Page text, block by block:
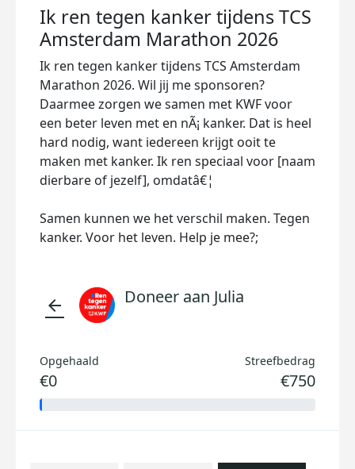
Ik ren tegen kanker tijdens TCS
Amsterdam Marathon 2026
Ik ren tegen kanker tijdens TCS Amsterdam
Marathon 2026. Wil jij me sponsoren?
Daarmee zorgen we samen met KWF voor
een beter leven met en nÃ¡ kanker. Dat is heel
hard nodig, want iedereen krijgt ooit te
maken met kanker. Ik ren speciaal voor [naam
dierbare of jezelf], omdatâ€¦
Samen kunnen we het verschil maken. Tegen
kanker. Voor het leven. Help je mee?;
arrow_back Doneer aan Julia
Opgehaald
€0
Streefbedrag
€750